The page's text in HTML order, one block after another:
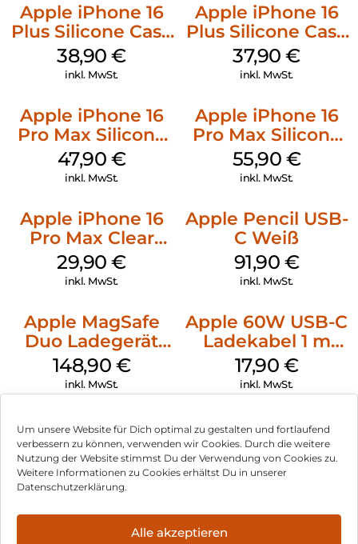
Um unsere Website für Dich optimal zu gestalten und fortlaufend
verbessern zu können, verwenden wir Cookies. Durch die weitere
Nutzung der Website stimmst Du der Verwendung von Cookies zu.
Weitere Informationen zu Cookies erhältst Du in unserer
Datenschutzerklärung.
Alle akzeptieren
Apple iPhone 16
Plus Silicone Case
MagSafe Denim
38,90€
inkl. MwSt.
Apple iPhone 16
Plus Silicone Case
MagSafe Lake
Green
37,90€
inkl. MwSt.
Apple iPhone 16
Pro Max Silicone
Case MagSafe
Black
47,90 €
inkl. MwSt.
Apple iPhone 16
Pro Max Silicone
Case MagSafe
Stone Gray
55,90 €
inkl. MwSt.
Apple iPhone 16
Pro Max Clear
Case MagSafe
Transparent
29,90€
inkl. MwSt.
Apple Pencil USB-
C Weiß
91,90 €
inkl. MwSt.
Apple MagSafe
Duo Ladegerät
Weiß
148,90 €
inkl. MwSt.
Apple 60W USB-C
Ladekabel 1 m
Weiß
17,90 €
inkl. MwSt.
Impressum